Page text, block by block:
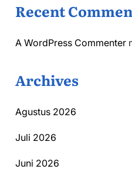
Recent
A WordPress Commenter
Archives
Agustus 2026
Juli 2026
Juni 2026